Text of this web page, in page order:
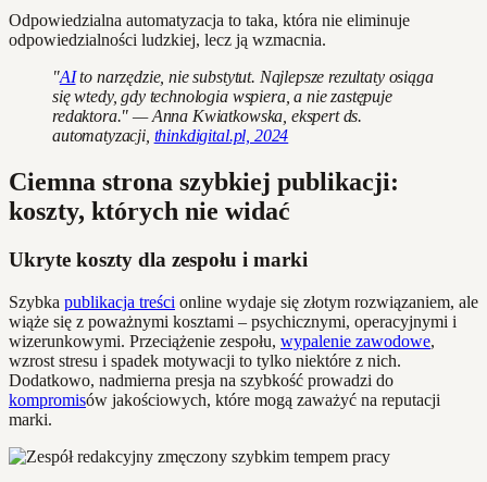
Odpowiedzialna automatyzacja to taka, która nie eliminuje
odpowiedzialności ludzkiej, lecz ją wzmacnia.
"AIto narzędzie, nie substytut. Najlepsze rezultaty osiąga
się wtedy, gdy technologia wspiera, a nie zastępuje
redaktora." — Anna Kwiatkowska, ekspert ds.
automatyzacji, thinkdigital.pl, 2024
Ciemna strona szybkiej publikacji:
koszty, których nie widać
Ukryte koszty dla zespołu i marki
Szybka publikacja treści online wydaje się złotym rozwiązaniem, ale
wiąże się z poważnymi kosztami – psychicznymi, operacyjnymi i
wizerunkowymi. Przeciążenie zespołu, wypalenie zawodowe,
wzrost stresu i spadek motywacji to tylko niektóre z nich.
Dodatkowo, nadmierna presja na szybkość prowadzi do
kompromisów jakościowych, które mogą zaważyć na reputacji
marki.